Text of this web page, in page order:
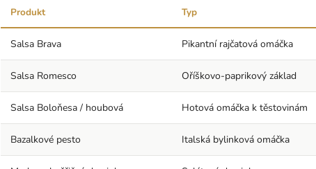
Produkt Typ
Salsa Brava Pikantní rajčatová omáčka
Salsa Romesco Oříškovo-paprikový základ
Salsa Boloňesa / houbová Hotová omáčka k těstovinám
Bazalkové pesto Italská bylinková omáčka